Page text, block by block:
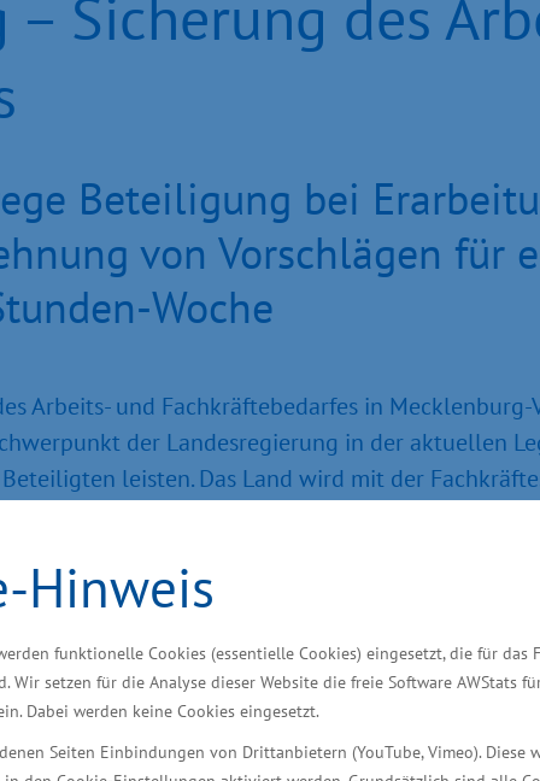
Hinweis
funktionelle Cookies (essentielle Cookies) eingesetzt, die für das
Wir setzen für die Analyse dieser Website die freie Software AWStats
Dabei werden keine Cookies eingesetzt.
Seiten Einbindungen von Drittanbietern (YouTube, Vimeo). Diese
Sicherung des
Beteiligung bei
von Vorschlägen für
Woche
Arbeits- und Fachkräftebedarfes in
der Landesregierung in der aktuellen
leisten. Das Land wird mit der
Beteiligung aus den Reihen der
und Vertretern ausgewählter
Ideen wurden entwickelt und an Vorhaben wird
Meyer im Landtag.
40-köpfigen Beirat mit externen Experten zur